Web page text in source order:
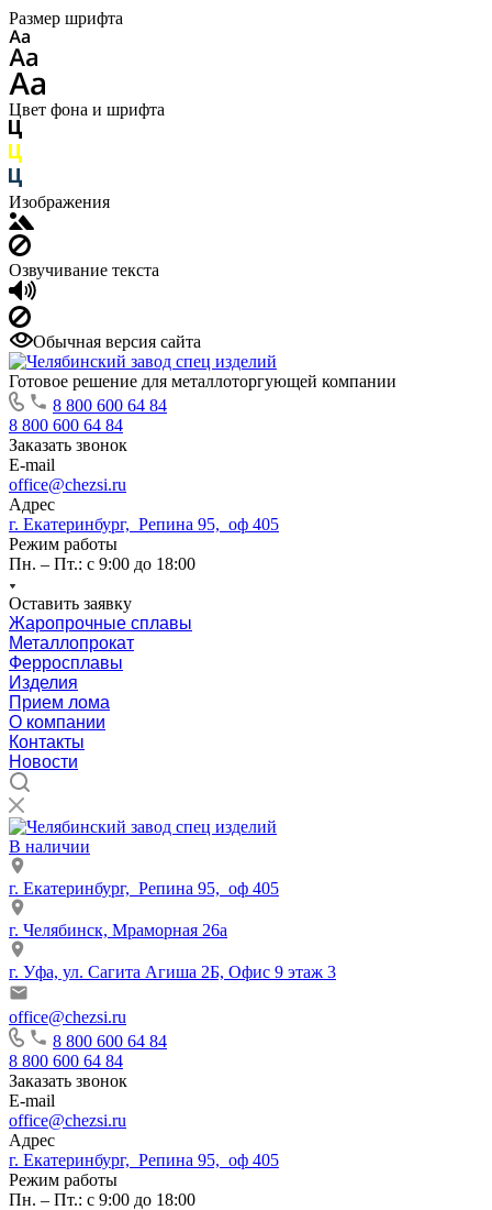
Размер шрифта
Цвет фона и шрифта
Изображения
Озвучивание текста
Обычная версия сайта
Готовое решение для металлоторгующей компании
8 800 600 64 84
8 800 600 64 84
Заказать звонок
E-mail
office@chezsi.ru
Адрес
г. Екатеринбург, Репина 95, оф 405
Режим работы
Пн. – Пт.: с 9:00 до 18:00
Оставить заявку
Жаропрочные сплавы
Металлопрокат
Ферросплавы
Изделия
Прием лома
О компании
Контакты
Новости
В наличии
г. Екатеринбург, Репина 95, оф 405
г. Челябинск, Мраморная 26а
г. Уфа, ул. Сагита Агиша 2Б, Офис 9 этаж 3
office@chezsi.ru
8 800 600 64 84
8 800 600 64 84
Заказать звонок
E-mail
office@chezsi.ru
Адрес
г. Екатеринбург, Репина 95, оф 405
Режим работы
Пн. – Пт.: с 9:00 до 18:00